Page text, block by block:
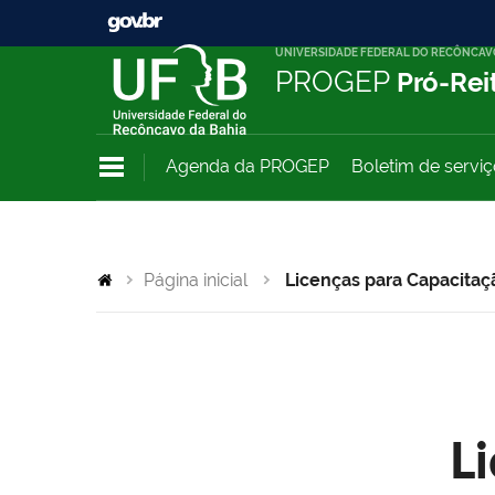
UNIVERSIDADE FEDERAL DO
PROGEP Pró-
Agenda da PROGEP Boletim de
Página inicial Licenças para